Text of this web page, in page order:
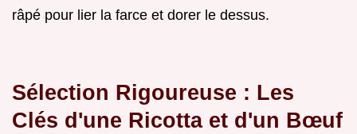
râpé pour lier la farce et dorer le dessus.
Sélection Rigoureuse : Les
Clés d'une Ricotta et d'un Bœuf